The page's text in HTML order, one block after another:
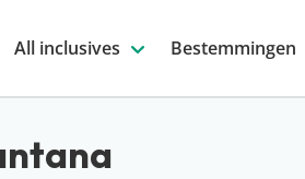
All inclusives Bestemmingen